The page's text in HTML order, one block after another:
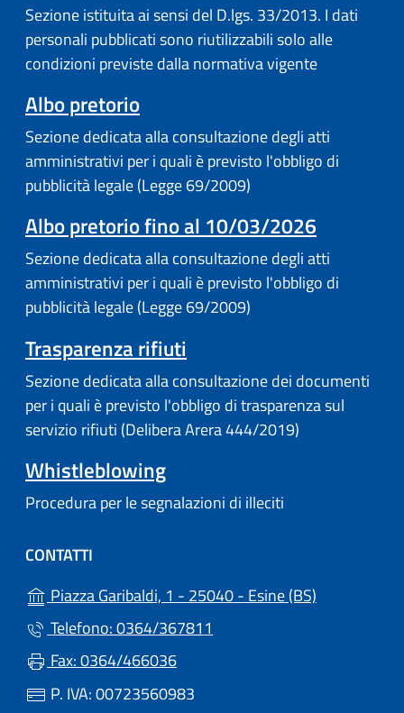
Sezione istituita ai sensi del D.lgs. 33/2013. I dati
personali pubblicati sono riutilizzabili solo alle
condizioni previste dalla normativa vigente
Albo pretorio(apre in un'altra scheda).
Sezione dedicata alla consultazione degli atti
amministrativi per i quali è previsto l'obbligo di
pubblicità legale (Legge 69/2009)
Albo pretorio fino al 10/03/2026
Sezione dedicata alla consultazione degli atti
amministrativi per i quali è previsto l'obbligo di
pubblicità legale (Legge 69/2009)
Trasparenza rifiuti
Sezione dedicata alla consultazione dei documenti
per i quali è previsto l'obbligo di trasparenza sul
servizio rifiuti (Delibera Arera 444/2019)
Whistleblowing
Procedura per le segnalazioni di illeciti
CONTATTI
Piazza Garibaldi, 1 - 25040 - Esine (BS)
Telefono: 0364/367811
Fax: 0364/466036
P. IVA: 00723560983